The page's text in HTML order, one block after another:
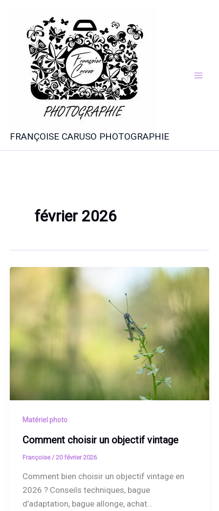
contenu
FRANÇOISE CARUSO PHOTOGRAPHIE
février 2026
Matériel photo
Comment choisir un objectif vintage
Françoise /20 février 2026
Comment bien choisir un objectif vintage en
2026 ? Conseils techniques, bague
d’adaptation, bague allonge, achat…